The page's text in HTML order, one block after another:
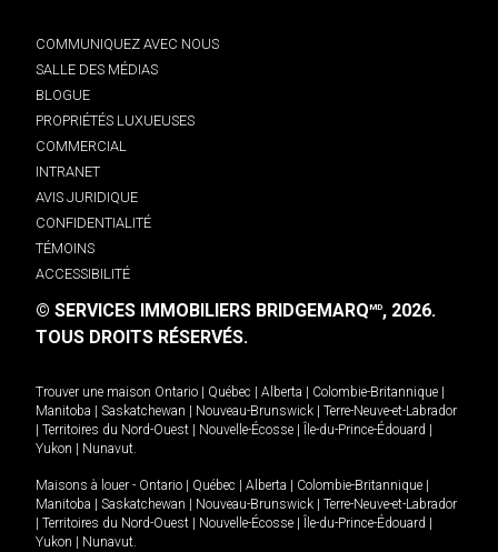
COMMUNIQUEZ AVEC NOUS
SALLE DES MÉDIAS
BLOGUE
PROPRIÉTÉS LUXUEUSES
COMMERCIAL
INTRANET
AVIS JURIDIQUE
CONFIDENTIALITÉ
TÉMOINS
ACCESSIBILITÉ
© SERVICES IMMOBILIERS BRIDGEMARQMD, 2026.
TOUS DROITS RÉSERVÉS.
Trouver une maison Ontario Québec Alberta Colombie-Britannique
Manitoba
Saskatchewan Nouveau-Brunswick
Terre-Neuve-et-Labrador
Territoires du Nord-Ouest Nouvelle-Écosse Île-du-Prince-Édouard
Yukon
Nunavut.
Maisons à louer - Ontario Québec Alberta Colombie-Britannique
Manitoba
Saskatchewan Nouveau-Brunswick
Terre-Neuve-et-Labrador
Territoires du Nord-Ouest Nouvelle-Écosse Île-du-Prince-Édouard
Yukon
Nunavut.